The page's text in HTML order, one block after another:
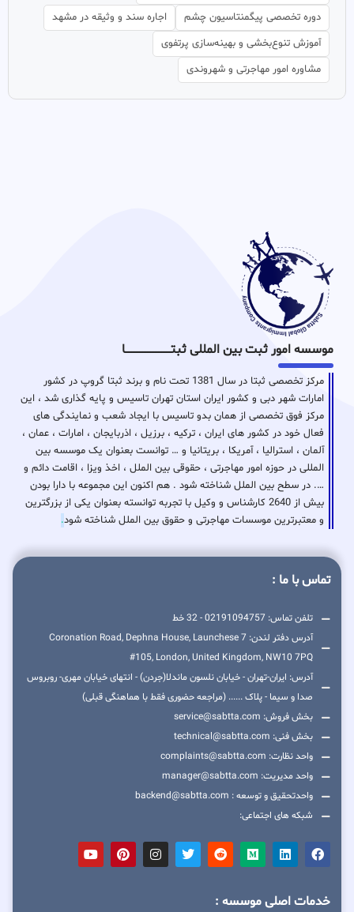
دوره تخصصی پیگمنتاسیون چشم
اجاره سند و وثیقه در مشهد
آموزش تنوع‌بخشی و بهینه‌سازی پرتفوی
مشاوره امور مهاجرتی و شهروندی
موسسه امور ثبت بین المللی ثبتـــــــــــــــــــــــــــــا
مرکز تخصصی ثبتا در سال 1381 تحت نام و برند ثبتا گروپ در کشور
امارات شهر دبی و کشور ایران استان تهران تاسیس و پایه گذاری شد ، این
مرکز فوق تخصصی از همان بدو تاسیس با ایجاد شعب و نمایندگی های
فعال خود در کشور های ایران ، ترکیه ، برزیل ، اذربایجان ، امارات ، عمان ،
آلمان ، استرالیا ، آمریکا ، بریتانیا و … توانست بعنوان یک موسسه بین
المللی در حوزه امور مهاجرتی ، حقوقی بین الملل ، اخذ ویزا ، اقامت دائم و
…. در سطح بین الملل شناخته شود . هم اکنون این مجموعه با دارا بودن
بیش از 2640 کارشناس و وکیل با تجربه توانسته بعنوان یکی از بزرگترین
و معتبرترین موسسات مهاجرتی و حقوق بین الملل شناخته شود.
تماس با ما :
تلفن تماس: 02191094757 - 32 خط
آدرس دفتر لندن: 7 Coronation Road, Dephna House, Launchese
#105, London, United Kingdom, NW10 7PQ
آدرس: ایران-تهران - خیابان نلسون ماندلا(جردن) - انتهای خیابان مهری- روبروس
صدا و سیما - پلاک ...... (مراجعه حضوری فقط با هماهنگی قبلی)
بخش فروش: service@sabtta.com
بخش فنی: technical@sabtta.com
واحد نظارت: complaints@sabtta.com
واحد مدیریت: manager@sabtta.com
واحدتحقیق و توسعه : backend@sabtta.com
شبکه های اجتماعی:
خدمات اصلی موسسه :